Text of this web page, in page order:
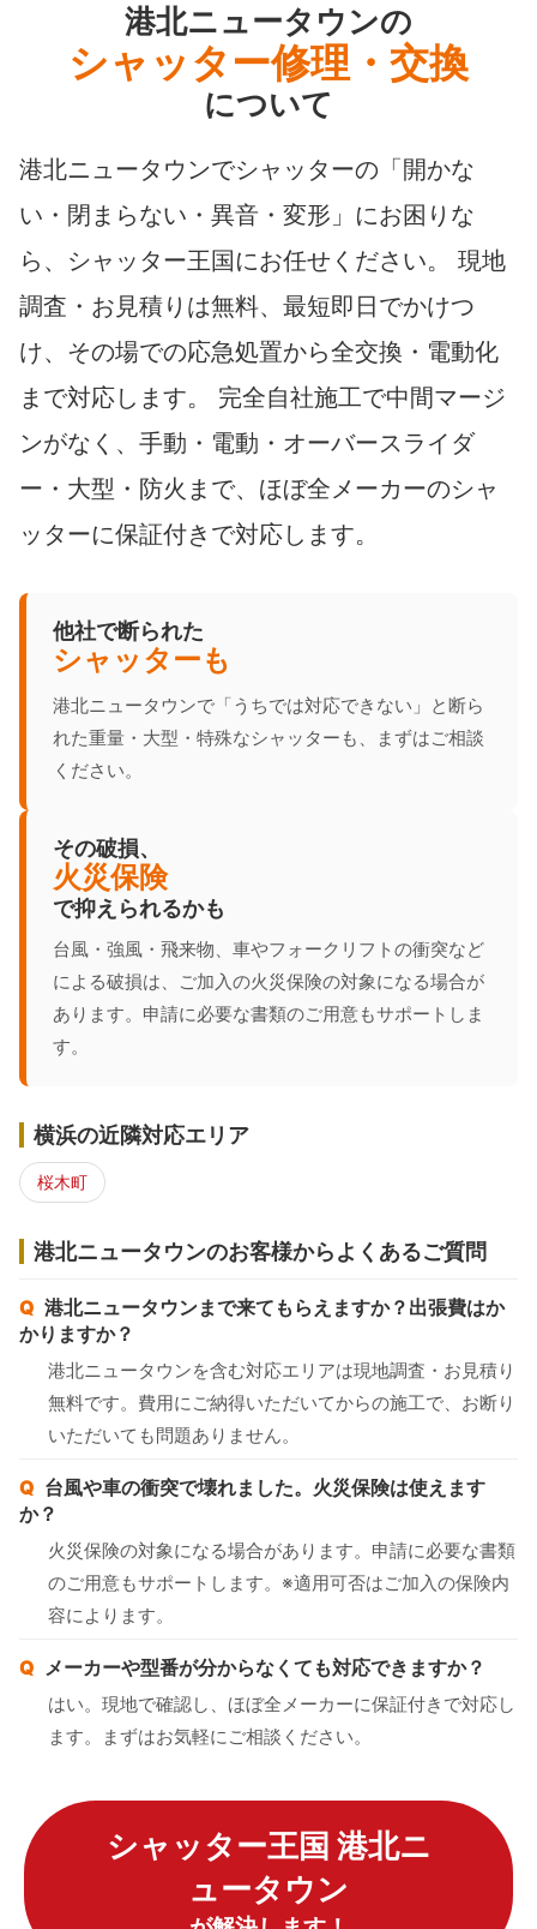
港北ニュータウンの
シャッター修理・交換
について
港北ニュータウンでシャッターの「開かな
い・閉まらない・異音・変形」にお困りな
ら、シャッター王国にお任せください。 現地
調査・お見積りは無料、最短即日でかけつ
け、その場での応急処置から全交換・電動化
まで対応します。 完全自社施工で中間マージ
ンがなく、手動・電動・オーバースライダ
ー・大型・防火まで、ほぼ全メーカーのシャ
ッターに保証付きで対応します。
他社で断られた
シャッターも
港北ニュータウンで「うちでは対応できない」と断ら
れた重量・大型・特殊なシャッターも、まずはご相談
ください。
その破損、
火災保険
で抑えられるかも
台風・強風・飛来物、車やフォークリフトの衝突など
による破損は、ご加入の火災保険の対象になる場合が
あります。申請に必要な書類のご用意もサポートしま
す。
横浜の近隣対応エリア
桜木町
港北ニュータウンのお客様からよくあるご質問
港北ニュータウンまで来てもらえますか？出張費はか
かりますか？
港北ニュータウンを含む対応エリアは現地調査・お見積り
無料です。費用にご納得いただいてからの施工で、お断り
いただいても問題ありません。
台風や車の衝突で壊れました。火災保険は使えます
か？
火災保険の対象になる場合があります。申請に必要な書類
のご用意もサポートします。※適用可否はご加入の保険内
容によります。
メーカーや型番が分からなくても対応できますか？
はい。現地で確認し、ほぼ全メーカーに保証付きで対応し
ます。まずはお気軽にご相談ください。
シャッター王国 港北ニ
ュータウン